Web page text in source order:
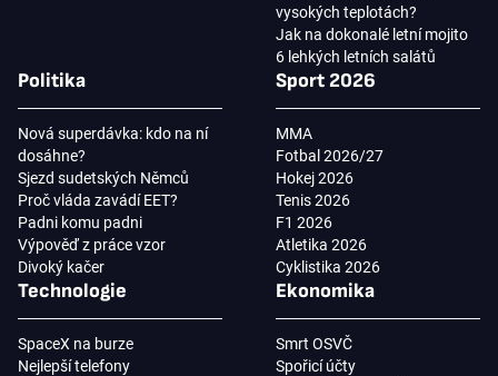
vysokých teplotách?
Jak na dokonalé letní mojito
6 lehkých letních salátů
Politika
Nová superdávka: kdo na ní
dosáhne?
Sjezd sudetských Němců
Proč vláda zavádí EET?
Padni komu padni
Výpověď z práce vzor
Divoký kačer
Sport 2026
MMA
Fotbal 2026/27
Hokej 2026
Tenis 2026
F1 2026
Atletika 2026
Cyklistika 2026
Technologie
SpaceX na burze
Nejlepší telefony
Ekonomika
Smrt OSVČ
Spořicí účty